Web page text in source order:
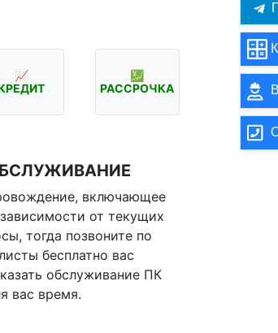
📈
💹
РАССРОЧКА
включающее
от текущих
тогда позвоните по
бесплатно вас
обслуживание ПК
вас время.